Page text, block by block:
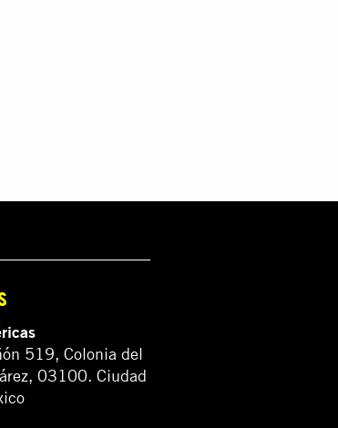
519, Colonia del
03100. Ciudad